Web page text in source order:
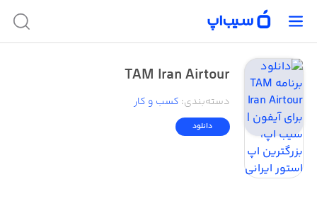
TAM Iran Airtour
دسته‌بندی: کسب‌ و ‌کار
دانلود